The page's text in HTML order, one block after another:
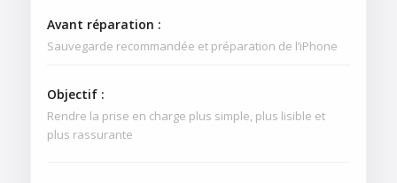
Avant réparation :
Sauvegarde recommandée et préparation de l’iPhone
Objectif :
Rendre la prise en charge plus simple, plus lisible et
plus rassurante